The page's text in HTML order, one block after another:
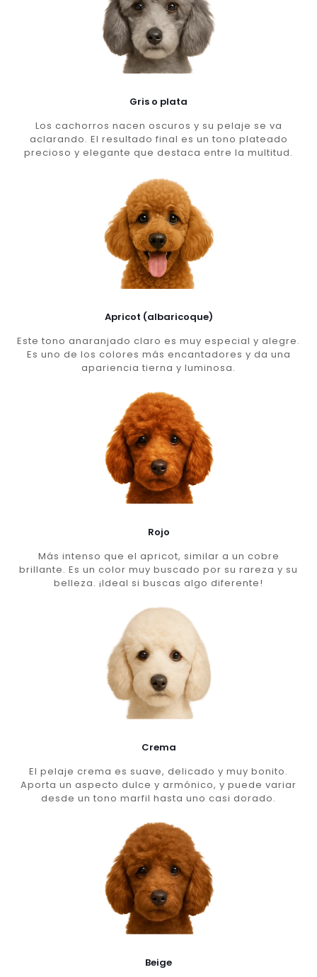
Gris o plata
Los cachorros nacen oscuros y su pelaje se va
aclarando. El resultado final es un tono plateado
precioso y elegante que destaca entre la multitud.
Apricot (albaricoque)
Este tono anaranjado claro es muy especial y alegre.
Es uno de los colores más encantadores y da una
apariencia tierna y luminosa.
Rojo
Más intenso que el apricot, similar a un cobre
brillante. Es un color muy buscado por su rareza y su
belleza. ¡Ideal si buscas algo diferente!
Crema
El pelaje crema es suave, delicado y muy bonito.
Aporta un aspecto dulce y armónico, y puede variar
desde un tono marfil hasta uno casi dorado.
Beige